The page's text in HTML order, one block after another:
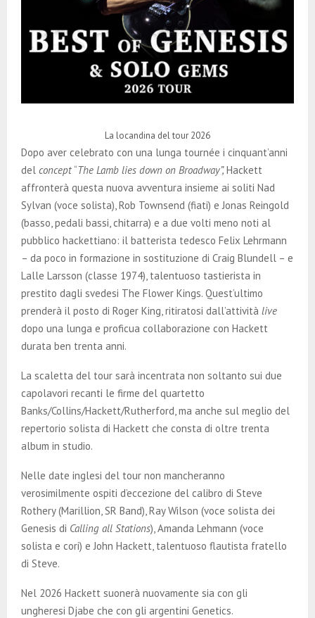
La locandina del tour 2026
Dopo aver celebrato con una lunga tournée i cinquant’anni
del concept“The Lamb lies down on Broadway”,Hackett
affronterà questa nuova avventura insieme ai soliti Nad
Sylvan (voce solista), Rob Townsend (fiati) e Jonas Reingold
(basso, pedali bassi, chitarra) e a due volti meno noti al
pubblico hackettiano: il batterista tedesco Felix Lehrmann
– da poco in formazione in sostituzione di Craig Blundell – e
Lalle Larsson (classe 1974), talentuoso tastierista in
prestito dagli svedesi The Flower Kings. Quest’ultimo
prenderà il posto di Roger King, ritiratosi dall’attività live
dopo una lunga e proficua collaborazione con Hackett
durata ben trenta anni.
La scaletta del tour sarà incentrata non soltanto sui due
capolavori recanti le firme del quartetto
Banks/Collins/Hackett/Rutherford, ma anche sul meglio del
repertorio solista di Hackett che consta di oltre trenta
album in studio.
Nelle date inglesi del tour non mancheranno
verosimilmente ospiti d’eccezione del calibro di Steve
Rothery (Marillion, SR Band), Ray Wilson (voce solista dei
Genesis di Calling all Stations), Amanda Lehmann (voce
solista e cori) e John Hackett, talentuoso flautista fratello
di Steve.
Nel 2026 Hackett suonerà nuovamente sia con gli
ungheresi Djabe che con gli argentini Genetics.